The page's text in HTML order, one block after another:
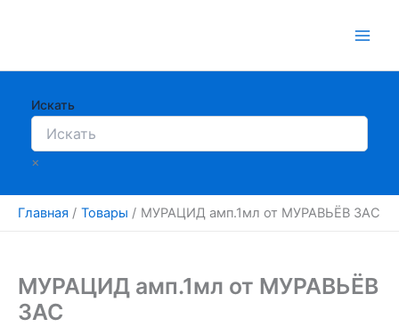
Искать
×
Главная Товары МУРАЦИД амп.1мл от МУРАВЬЁВ ЗАС
МУРАЦИД амп.1мл от МУРАВЬЁВ
ЗАС